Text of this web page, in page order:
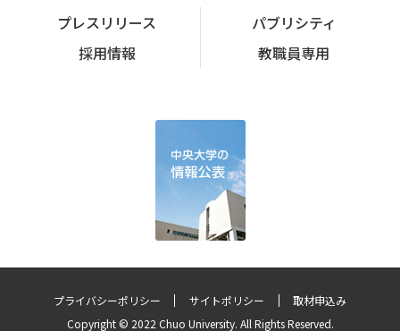
プレスリリース
パブリシティ
採用情報
教職員専用
プライバシーポリシー サイトポリシー
取材申込み
Copyright © 2022 Chuo University. All Rights Reserved.